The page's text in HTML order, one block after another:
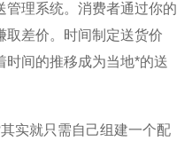
管理系统。消费者通过你的
取差价。时间制定送货价
时间的推移成为当地*的送
实就只需自己组建一个配